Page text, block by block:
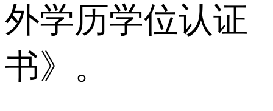
外学历学位认证
书》。